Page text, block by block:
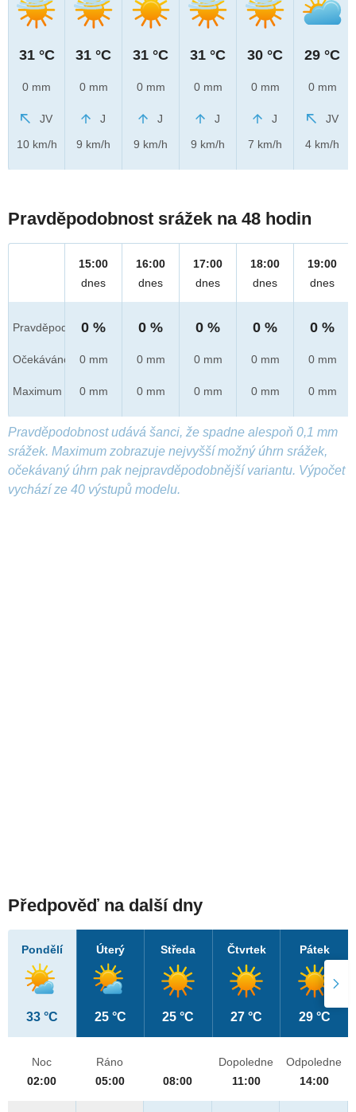
31 °C
0 mm
JV
10 km/h
31 °C
0 mm
J
9 km/h
31 °C
0 mm
J
9 km/h
31 °C
0 mm
J
9 km/h
30 °C
0 mm
J
7 km/h
29 °C
0 mm
JV
4 km/h
Pravděpodobnost srážek na 48 hodin
Pravděpod.
Očekáváno
Maximum
15:00
dnes
0 %
0 mm
0 mm
16:00
dnes
0 %
0 mm
0 mm
17:00
dnes
0 %
0 mm
0 mm
18:00
dnes
0 %
0 mm
0 mm
19:00
dnes
0 %
0 mm
0 mm
Pravděpodobnost udává šanci, že spadne alespoň 0,1 mm
srážek. Maximum zobrazuje nejvyšší možný úhrn srážek,
očekávaný úhrn pak nejpravděpodobnější variantu. Výpočet
vychází ze 40 výstupů modelu.
Předpověď na další dny
Pondělí
33 °C
Úterý
25 °C
Středa
25 °C
Čtvrtek
27 °C
Pátek
29 °C
Noc
02:00
Ráno
05:00
08:00
Dopoledne
11:00
Odpoledne
14:00